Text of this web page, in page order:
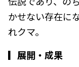
かせない存在に
れクマ。
▎ 展開・成果